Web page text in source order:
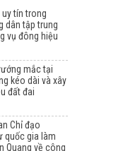
tín trong
dân tập trung
vụ đông hiệu
mắc tại
kéo dài và xây
đất đai
Chỉ đạo
quốc gia làm
Quang về công